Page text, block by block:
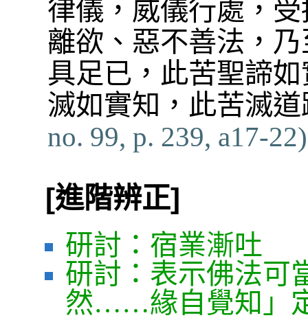
律儀，威儀行處，
離欲、惡不善法，
具足已，此苦聖諦
滅如實知，此苦滅
no. 99, p. 239, a17-22)
[進階辨正]
研討：宿業漸吐
研討：表示佛法可
然……緣自覺知」